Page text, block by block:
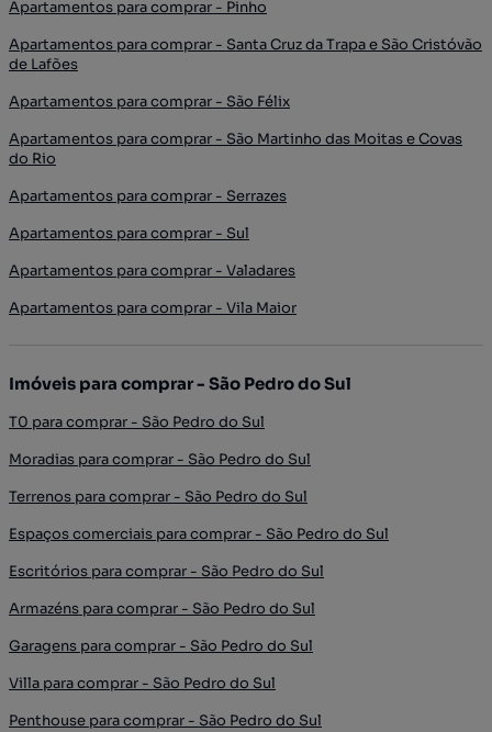
Apartamentos para comprar - Pinho
Apartamentos para comprar - Santa Cruz da Trapa e São Cristóvão
de Lafões
Apartamentos para comprar - São Félix
Apartamentos para comprar - São Martinho das Moitas e Covas
do Rio
Apartamentos para comprar - Serrazes
Apartamentos para comprar - Sul
Apartamentos para comprar - Valadares
Apartamentos para comprar - Vila Maior
Imóveis para comprar - São Pedro do Sul
T0 para comprar - São Pedro do Sul
Moradias para comprar - São Pedro do Sul
Terrenos para comprar - São Pedro do Sul
Espaços comerciais para comprar - São Pedro do Sul
Escritórios para comprar - São Pedro do Sul
Armazéns para comprar - São Pedro do Sul
Garagens para comprar - São Pedro do Sul
Villa para comprar - São Pedro do Sul
Penthouse para comprar - São Pedro do Sul